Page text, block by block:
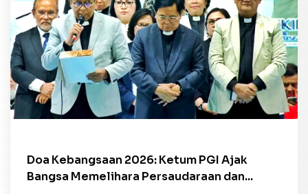
Doa Kebangsaan 2026: Ketum PGI Ajak
Bangsa Memelihara Persaudaraan dan...